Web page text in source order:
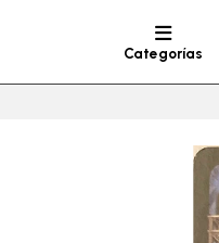
Categorías